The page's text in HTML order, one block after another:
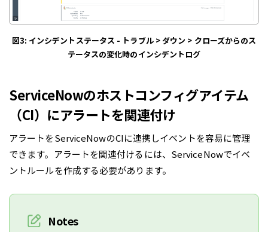
図3: インシデントステータス - トラブル > ダウン > クローズからのス
テータスの変化時のインシデントログ
ServiceNowのホストコンフィグアイテム
（CI）にアラートを関連付け
アラートをServiceNowのCIに連携しイベントを容易に管理
できます。アラートを関連付けるには、ServiceNowでイベ
ントルールを作成する必要があります。
Notes